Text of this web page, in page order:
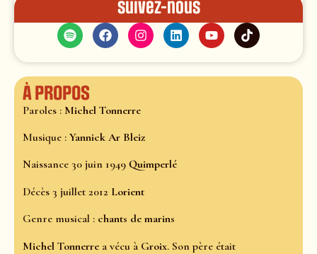
Suivez-nous
À propos
Paroles : Michel Tonnerre
Musique : Yannick Ar Bleiz
Naissance 30 juin 1949 Quimperlé
Décès 3 juillet 2012 Lorient
Genre musical : chants de marins
Michel Tonnerre a vécu à Groix. Son père était